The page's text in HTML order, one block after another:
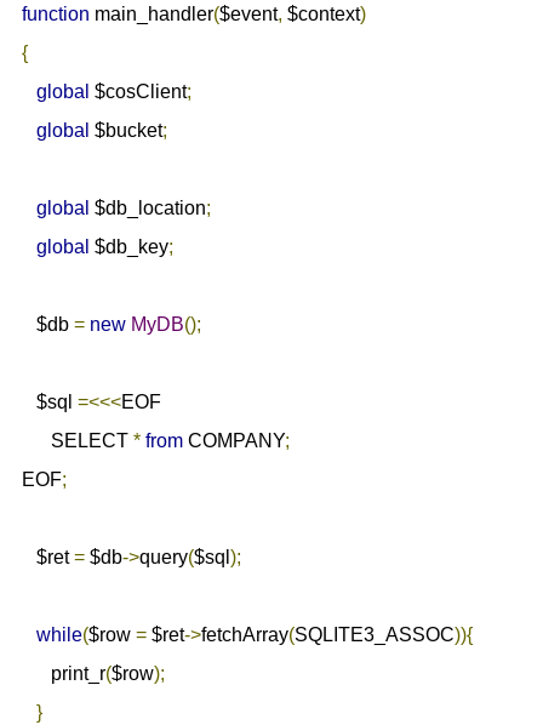
function main_handler($event, $context)
{
global $cosClient;
global $bucket;
global $db_location;
global $db_key;
   $db
= new MyDB();
   $sql
=<<<EOF
      SELECT
* from COMPANY;
EOF;
   $ret
= $db->query($sql );
while($row = $ret->fetchArray(SQLITE3_ASSOC)){
      print_r
($row);
}